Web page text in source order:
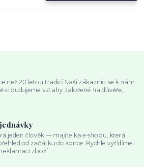
než 20 letou tradicí.Naši zákazníci se k nám
si budujeme vztahy založené na důvěře,
jeden člověk — majitelka e‑shopu, která
od začátku do konce. Rychle vyřídíme i
zboží.